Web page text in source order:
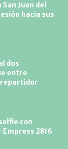
Juan del
hacia sus
dos
entre
repartidor
con
2816